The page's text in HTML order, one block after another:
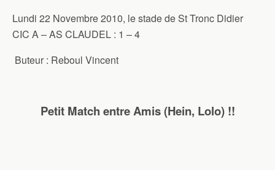
Lundi 22 Novembre 2010, le stade de St Tronc Didier
CIC A – AS CLAUDEL : 1 – 4
Buteur : Reboul Vincent
Petit Match entre Amis (Hein, Lolo) !!